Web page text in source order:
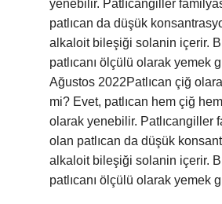
yenebilir. Patlıcangiller
patlıcan da düşük
alkaloit bileşiği solanin içerir.
patlıcanı ölçülü olarak yemek
Ağustos 2022Patlıcan çiğ
mi? Evet, patlıcan hem çiğ
olarak yenebilir. Patlıcangiller
olan patlıcan da düşük
alkaloit bileşiği solanin içerir.
patlıcanı ölçülü olarak yemek